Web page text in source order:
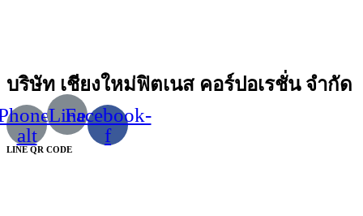
บริษัท เชียงใหม่ฟิตเนส คอร์ปอเรชั่น จำกัด
alt
Line
Facebook-
f
LINE QR CODE